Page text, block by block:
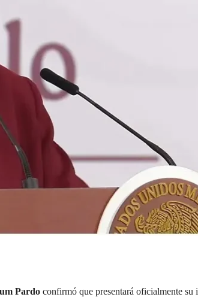
Pardo confirmó que presentará oficialmente su